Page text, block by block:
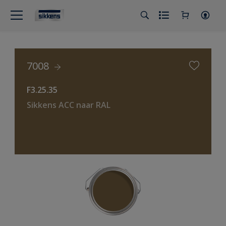
7008
F3.25.35
Sikkens ACC naar RAL